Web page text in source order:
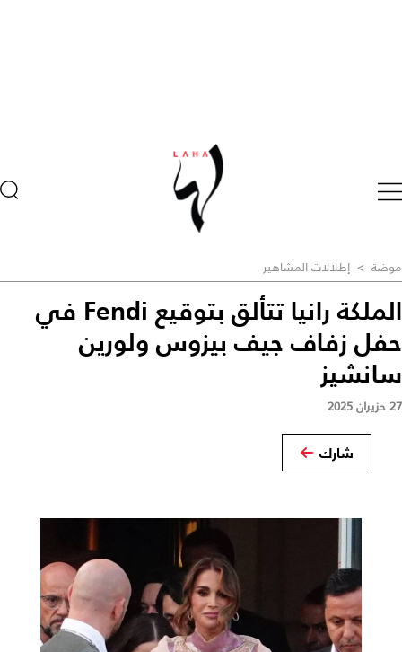
موضة > إطلالات المشاهير
الملكة رانيا تتألق بتوقيع Fendi في
حفل زفاف جيف بيزوس ولورين
سانشيز
27 حزيران 2025
شارك